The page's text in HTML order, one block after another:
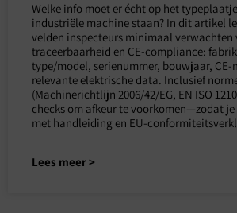
Welke info moet er écht op het
industriële machine staan? In dit artikel
velden inspecteurs minimaal verwachten
traceerbaarheid en CE-compliance:
type/model, serienummer, bouwjaar, CE-
relevante elektrische data. Inclusief
(Machinerichtlijn 2006/42/EG, EN ISO
checks om afkeur te voorkomen—zodat
met handleiding en EU-
Lees meer >